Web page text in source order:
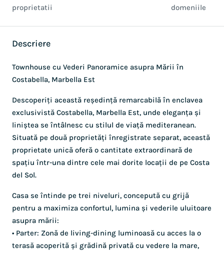
proprietatii
domeniile
Descriere
Townhouse cu Vederi Panoramice asupra Mării în
Costabella, Marbella Est
Descoperiți această reședință remarcabilă în enclavea
exclusivistă Costabella, Marbella Est, unde eleganța și
liniștea se întâlnesc cu stilul de viață mediteranean.
Situată pe două proprietăți înregistrate separat, această
proprietate unică oferă o cantitate extraordinară de
spațiu într-una dintre cele mai dorite locații de pe Costa
del Sol.
Casa se întinde pe trei niveluri, concepută cu grijă
pentru a maximiza confortul, lumina și vederile uluitoare
asupra mării:
• Parter: Zonă de living-dining luminoasă cu acces la o
terasă acoperită și grădină privată cu vedere la mare,